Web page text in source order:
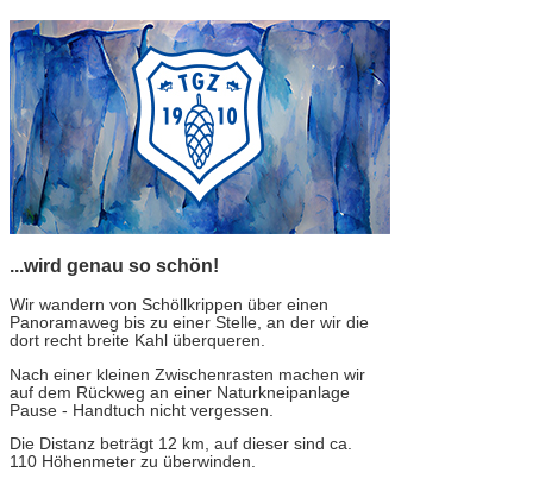
...wird genau so schön!
Wir wandern von Schöllkrippen über einen
Panoramaweg bis zu einer Stelle, an der wir die
dort recht breite Kahl überqueren.
Nach einer kleinen Zwischenrasten machen wir
auf dem Rückweg an einer Naturkneipanlage
Pause - Handtuch nicht vergessen.
Die Distanz beträgt 12 km, auf dieser sind ca.
110 Höhenmeter zu überwinden.